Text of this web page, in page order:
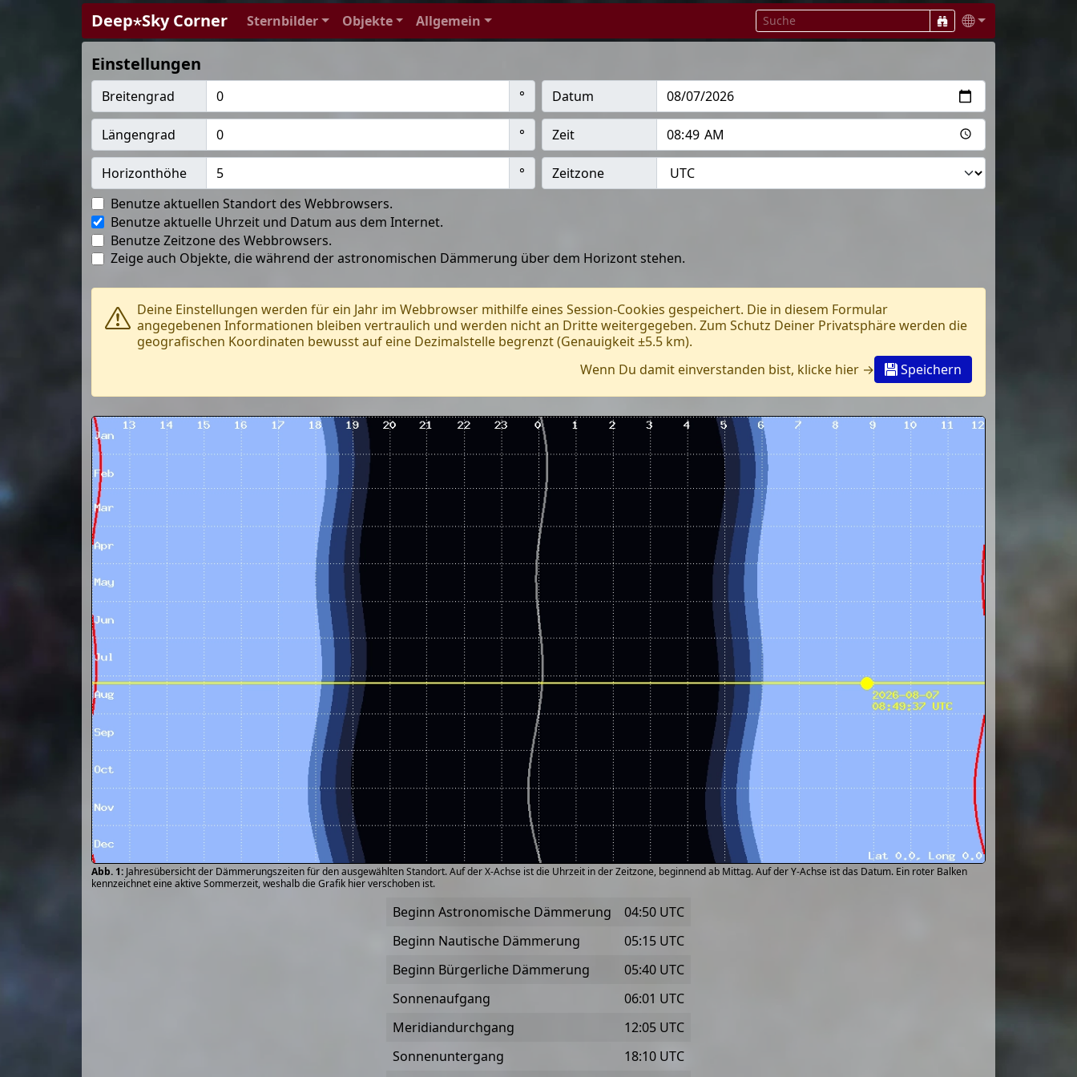
Deep⋆Sky Corner Sternbilder Objekte Allgemein
Einstellungen
Breitengrad °
Längengrad °
Horizonthöhe °
Datum
Zeit
Zeitzone
Benutze aktuellen Standort des Webbrowsers.
Benutze aktuelle Uhrzeit und Datum aus dem Internet.
Benutze Zeitzone des Webbrowsers.
Zeige auch Objekte, die während der astronomischen Dämmerung über dem Horizont stehen.
Deine Einstellungen werden für ein Jahr im Webbrowser mithilfe eines Session-Cookies gespeichert. Die in diesem Formular
angegebenen Informationen bleiben vertraulich und werden nicht an Dritte weitergegeben. Zum Schutz Deiner Privatsphäre werden die
geografischen Koordinaten bewusst auf eine Dezimalstelle begrenzt (Genauigkeit ±5.5 km).
Wenn Du damit einverstanden bist, klicke hier →
Speichern
Jahresübersicht der Dämmerungszeiten für den ausgewählten Standort. Auf der X-Achse ist die Uhrzeit in der Zeitzone, beginnend ab Mittag. Auf der Y-Achse ist das Datum. Ein roter Balken
kennzeichnet eine aktive Sommerzeit, weshalb die Grafik hier verschoben ist.
Beginn Astronomische Dämmerung
04:50 UTC
Beginn Nautische Dämmerung
05:15 UTC
Beginn Bürgerliche Dämmerung
05:40 UTC
Sonnenaufgang
06:01 UTC
Meridiandurchgang
12:05 UTC
Sonnenuntergang
18:10 UTC